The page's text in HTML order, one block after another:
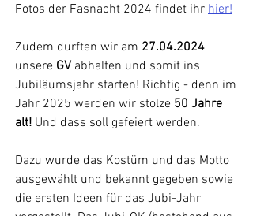
Fotos der Fasnacht 2024 findet ihr hier!
Zudem durften wir am 27.04.2024
unsere GV abhalten und somit ins
Jubiläumsjahr starten! Richtig - denn im
Jahr 2025 werden wir stolze 50 Jahre
alt! Und dass soll gefeiert werden.
Dazu wurde das Kostüm und das Motto
ausgewählt und bekannt gegeben sowie
die ersten Ideen für das Jubi-Jahr